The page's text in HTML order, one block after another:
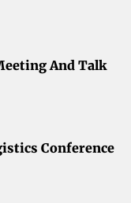
And Talk
Conference